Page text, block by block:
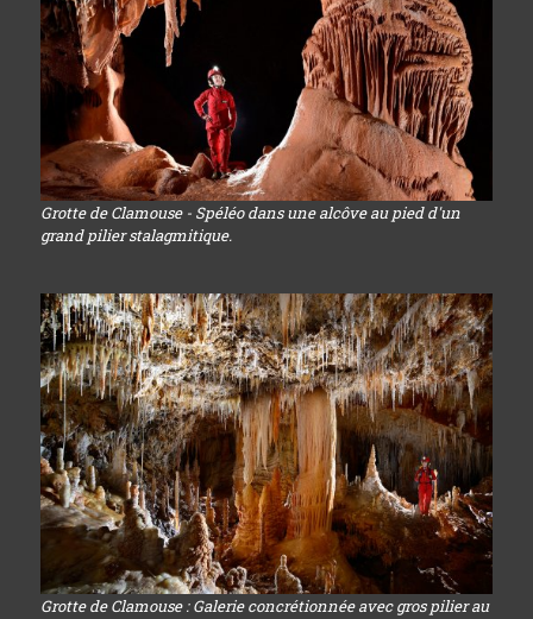
Grotte de Clamouse - Spéléo dans une alcôve au pied d'un
grand pilier stalagmitique.
Grotte de Clamouse : Galerie concrétionnée avec gros pilier au